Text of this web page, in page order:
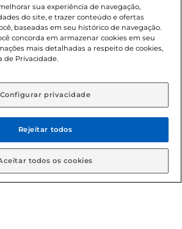
durante o dia de hoje, podendo
prévia notificação. Proibida a venda
para menores de 18 anos, conforme
81, inciso II (Estatuto da Criança e do
e condições exclusivos para o
mínimo para as compras on-line é de
Todos os direitos
reservados Gbarbosa.
sua experiência de navegação,
do site, e trazer conteúdo e ofertas
baseadas em seu histórico de navegação.
concorda em armazenar cookies em seu
mais detalhadas a respeito de cookies,
de Privacidade.
Configurar privacidade
Rejeitar todos
todos os cookies